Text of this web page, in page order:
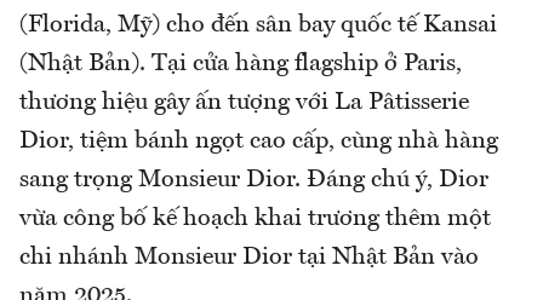
(Florida, Mỹ) cho đến sân bay quốc tế Kansai
(Nhật Bản). Tại cửa hàng flagship ở Paris,
thương hiệu gây ấn tượng với La Pâtisserie
Dior, tiệm bánh ngọt cao cấp, cùng nhà hàng
sang trọng Monsieur Dior. Đáng chú ý, Dior
vừa công bố kế hoạch khai trương thêm một
chi nhánh Monsieur Dior tại Nhật Bản vào